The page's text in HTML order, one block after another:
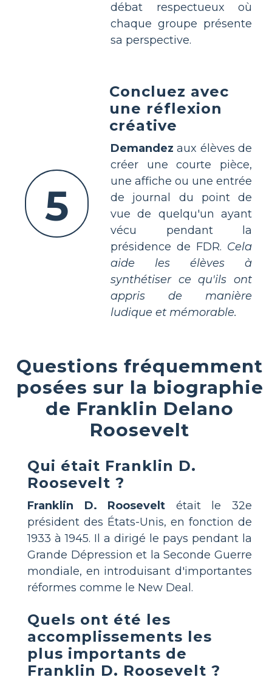
débat respectueux où
chaque groupe présente
sa perspective.
5
Concluez avec
une réflexion
créative
Demandez aux élèves de
créer une courte pièce,
une affiche ou une entrée
de journal du point de
vue de quelqu'un ayant
vécu pendant la
présidence de FDR. Cela
aide les élèves à
synthétiser ce qu'ils ont
appris de manière
ludique et mémorable.
Questions fréquemment
posées sur la biographie
de Franklin Delano
Roosevelt
Qui était Franklin D.
Roosevelt ?
Franklin D. Roosevelt était le 32e
président des États-Unis, en fonction de
1933 à 1945. Il a dirigé le pays pendant la
Grande Dépression et la Seconde Guerre
mondiale, en introduisant d'importantes
réformes comme le New Deal.
Quels ont été les
accomplissements les
plus importants de
Franklin D. Roosevelt ?